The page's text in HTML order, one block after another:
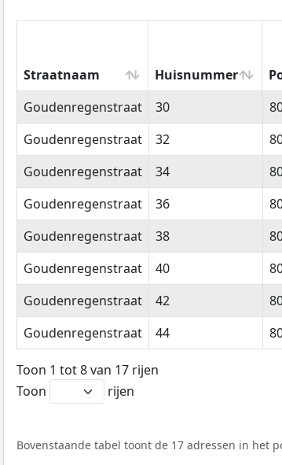
Straatnaam Huisnummer
Straatnaam
Huisnummer
Goudenregenstraat 30
Goudenregenstraat
32
Goudenregenstraat
34
Goudenregenstraat
36
Goudenregenstraat
38
Goudenregenstraat
40
Goudenregenstraat
42
Goudenregenstraat
44
Toon 1 tot 8 van 17 rijen
Toon
rijen
Bovenstaande tabel toont de 17 adressen in het